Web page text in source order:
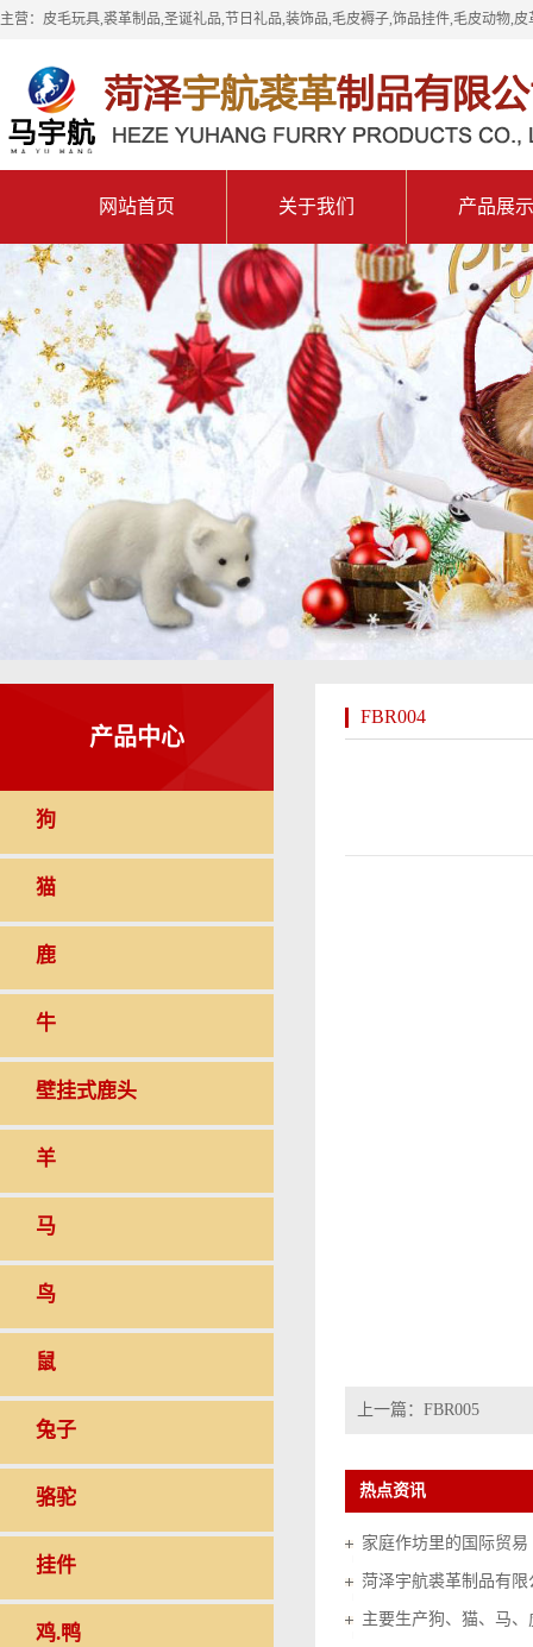
主营：皮毛玩具,裘革制品,圣诞礼品,节日礼品,装饰品,毛皮褥子,饰品挂件,毛皮动物,
网站首页 关于我们 产品展示
产品中心
狗
猫
鹿
牛
壁挂式鹿头
羊
马
鸟
鼠
兔子
骆驼
挂件
鸡.鸭
FBR004
上一篇： FBR005
热点资讯
家庭作坊里的国际贸易
菏泽宇航裘革制品有